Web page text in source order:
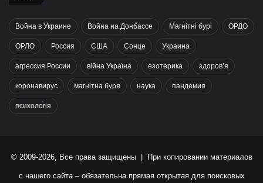
Война в Украине Война на Донбассе Магнітні бурі ОРДО
ОРЛО Россия США Сонце Украина
агрессия России війна Україна езотерика здоров’я
коронавирус магнітна буря наука пандемия
психологія
© 2009-2026, Все права защищены | При копировании материалов
с нашего сайта – обязательна прямая открытая для поисковых